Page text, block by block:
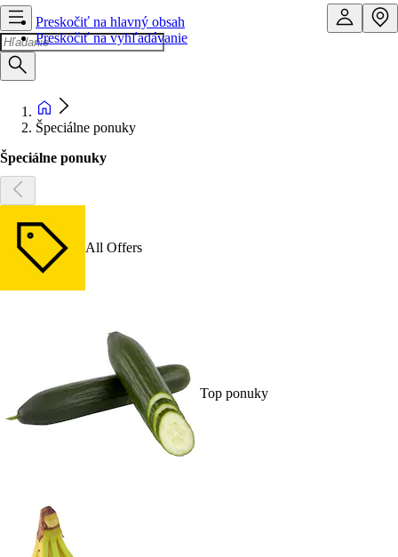
Preskočiť na hlavný obsah
Preskočiť na vyhľadávanie
Špeciálne ponuky
Špeciálne ponuky
All Offers
Top ponuky